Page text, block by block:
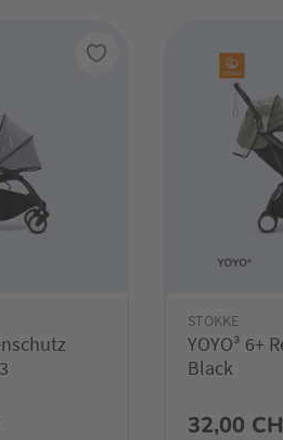
STOKKE
YOYO³ 6+
Black
32,00